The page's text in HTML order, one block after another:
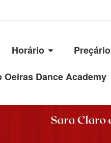
Horário Preçário
Oeiras Dance Academy